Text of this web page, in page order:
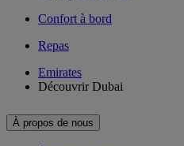
Confort à bord
Repas
Emirates
Découvrir Dubai
À propos de nous